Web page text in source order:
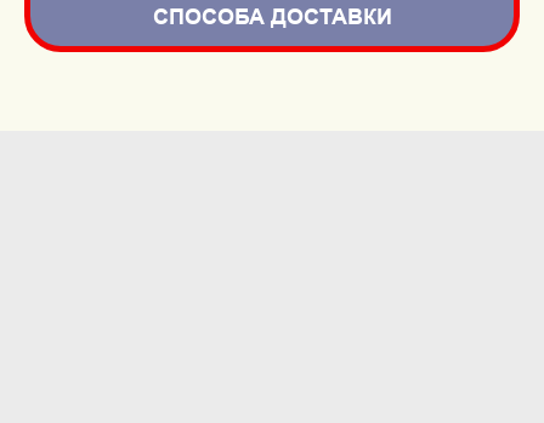
СПОСОБА ДОСТАВКИ